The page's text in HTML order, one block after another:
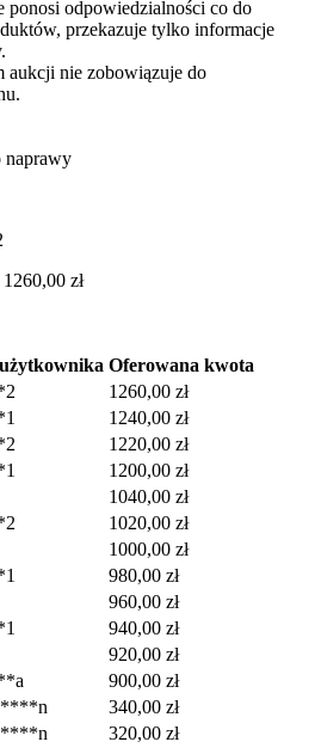
ponosi odpowiedzialności co do
przekazuje tylko informacje
aukcji nie zobowiązuje do
naprawy
1260,00 zł
Oferowana kwota
1260,00 zł
1240,00 zł
1220,00 zł
1200,00 zł
1040,00 zł
1020,00 zł
1000,00 zł
980,00 zł
960,00 zł
940,00 zł
920,00 zł
900,00 zł
340,00 zł
320,00 zł